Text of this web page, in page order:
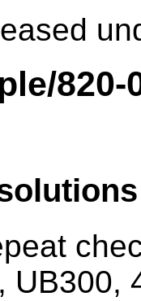
820-
UB300,